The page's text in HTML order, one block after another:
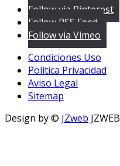
Follow via Pinterest
Follow RSS Feed
Follow via Vimeo
Condiciones Uso
Política Privacidad
Aviso Legal
Sitemap
Design by © JZweb JZWEB